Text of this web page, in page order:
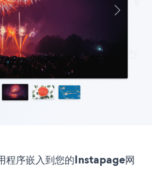
序嵌入到您的Instapage网